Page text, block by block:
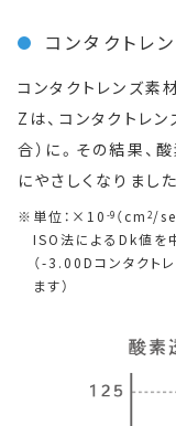
コンタクトレ
コンタクトレンズ素
Zは、コンタクトレ
合）に。その結果、
にやさしくなりました
単位：×10 -9 （cm 2/
ISO法によるDk値を
（-3.00Dコンタクト
ます）